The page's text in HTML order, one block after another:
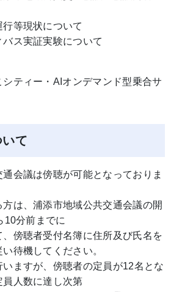
等現状について
ス実証実験について
ティー・AIオンデマンド型乗合サ
いて
議は傍聴が可能となっておりま
は、浦添市地域公共交通会議の開
10分前までに
傍聴者受付名簿に住所及び氏名を
待機してください。
ますが、傍聴者の定員が12名とな
員人数に達し次第